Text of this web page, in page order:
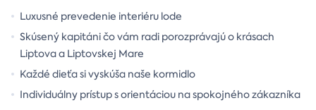
Luxusné prevedenie interiéru lode
Skúsený kapitáni čo vám radi porozprávajú o krásach
Liptova a Liptovskej Mare
Každé dieťa si vyskúša naše kormidlo
Individuálny prístup s orientáciou na spokojného zákazníka